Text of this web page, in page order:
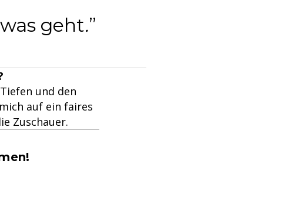
geht.
und den
auf ein faires
Zuschauer.